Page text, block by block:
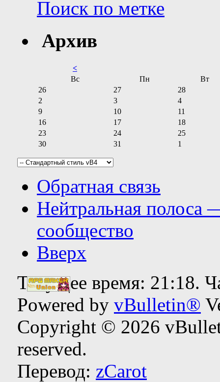
Поиск по метке
Архив
<
Вс
Пн
Вт
26
27
28
2
3
4
9
10
11
16
17
18
23
24
25
30
31 1
Обратная связь
Нейтральная полоса
сообщество
Вверх
Текущее время: 21:18.
Powered by vBulletin®
Copyright © 2026
reserved.
Перевод: zCarot